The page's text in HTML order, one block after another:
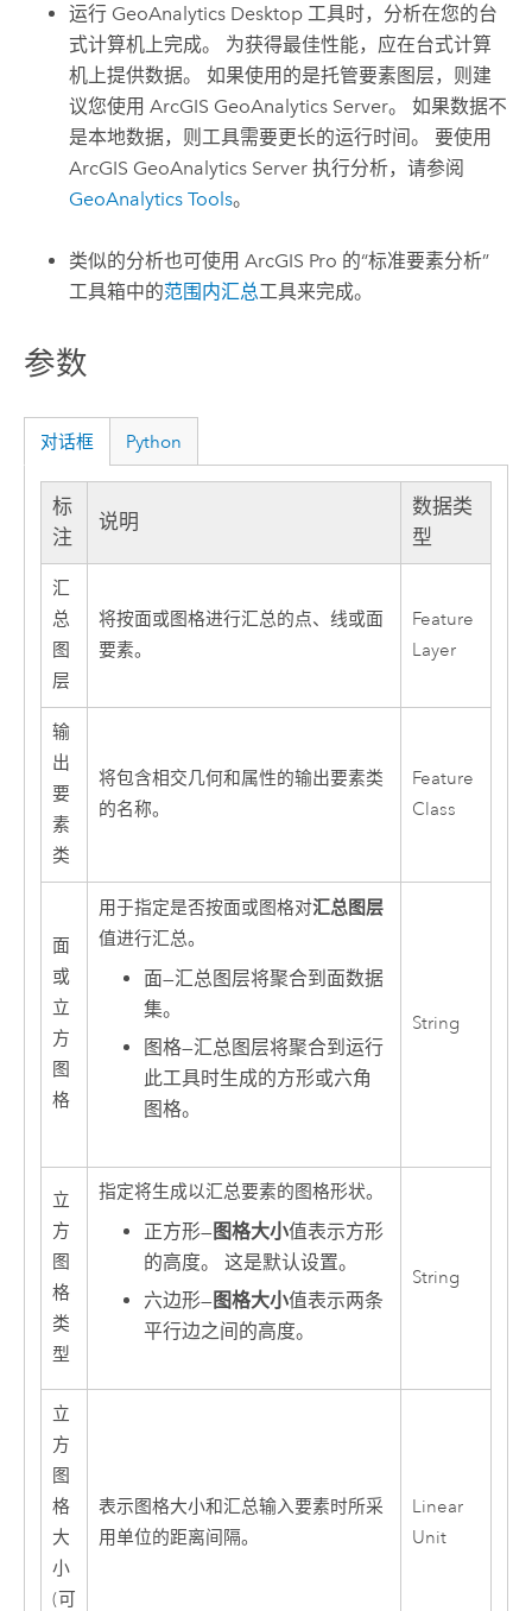
运行 GeoAnalytics Desktop 工具时，分析在您的台
式计算机上完成。 为获得最佳性能，应在台式计算
机上提供数据。 如果使用的是托管要素图层，则建
议您使用ArcGIS GeoAnalytics Server。 如果数据不
是本地数据，则工具需要更长的运行时间。 要使用
ArcGIS GeoAnalytics Server 执行分析，请参阅
GeoAnalytics Tools。
类似的分析也可使用ArcGIS Pro 的“标准要素分析”
工具箱中的范围内汇总工具来完成。
参数
对话框 Python
标
注
说明
数据类
型
汇
总
图
层
将按面或图格进行汇总的点、线或面
要素。
Feature
Layer
输
出
要
素
类
将包含相交几何和属性的输出要素类
的名称。
Feature
Class
面
或
立
方
图
格
用于指定是否按面或图格对汇总图层
值进行汇总。
面—汇总图层将聚合到面数据
集。
图格—汇总图层将聚合到运行
此工具时生成的方形或六角
图格。
String
立
方
图
格
类
型
指定将生成以汇总要素的图格形状。
正方形— 图格大小值表示方形
的高度。 这是默认设置。
六边形— 图格大小值表示两条
平行边之间的高度。
String
立
方
图
格
大
小
(可
表示图格大小和汇总输入要素时所采
用单位的距离间隔。
Linear
Unit